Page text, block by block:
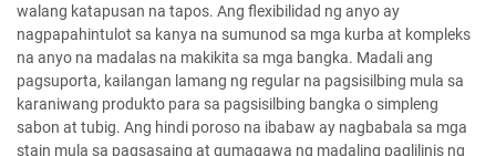
walang katapusan na tapos. Ang flexibilidad ng anyo ay
nagpapahintulot sa kanya na sumunod sa mga kurba at kompleks
na anyo na madalas na makikita sa mga bangka. Madali ang
pagsuporta, kailangan lamang ng regular na pagsisilbing mula sa
karaniwang produkto para sa pagsisilbing bangka o simpleng
sabon at tubig. Ang hindi poroso na ibabaw ay nagbabala sa mga
stain mula sa pagsasaing at gumagawa ng madaling paglilinis ng